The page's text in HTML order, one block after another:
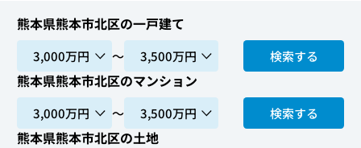
熊本県熊本市北区の一戸建て
〜 検索する
熊本県熊本市北区のマンション
〜 検索する
熊本県熊本市北区の土地